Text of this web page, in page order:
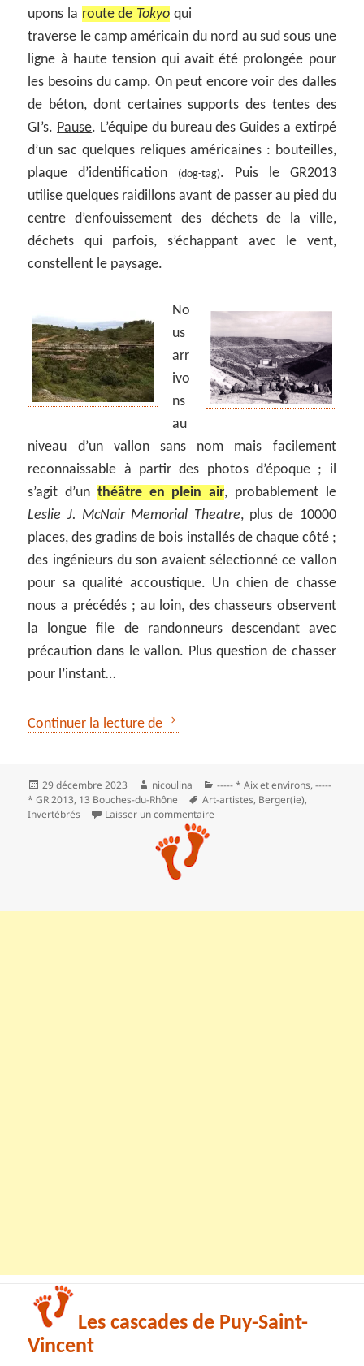
upons la route de Tokyoqui
traverse le camp américain du nord au sud sous une
ligne à haute tension qui avait été prolongée pour
les besoins du camp. On peut encore voir des dalles
de béton, dont certaines supports des tentes des
GI’s. Pause. L’équipe du bureau des Guides a extirpé
d’un sac quelques reliques américaines : bouteilles,
plaque d’identification
(dog-tag). Puis le GR2013
utilise quelques raidillons avant de passer au pied du
centre d’enfouissement des déchets de la ville,
déchets qui parfois, s’échappant avec le vent,
constellent le paysage.
No
us
arr
ivo
ns
au
niveau d’un vallon sans nom mais facilement
reconnaissable à partir des photos d’époque ; il
s’agit d’un théâtre en plein air, probablement le
Leslie J. McNair Memorial Theatre, plus de 10000
places, des gradins de bois installés de chaque côté ;
des ingénieurs du son avaient sélectionné ce vallon
pour sa qualité accoustique. Un chien de chasse
nous a précédés ; au loin, des chasseurs observent
la longue file de randonneurs descendant avec
précaution dans le vallon. Plus question de chasser
pour l’instant…
Continuer la lecture de Dans les pas d’Hendrick Sturm
Publié
le
29 décembre 2023 Auteur
nicoulina Catégories
----- * Aix et environs,-----
* GR 2013, 13 Bouches-du-Rhône Mots-
clés
Art-artistes, Berger(ie),
Invertébrés
Laisser un commentaire sur Dans les pas d’Hendrick
Les cascades de Puy-Saint-
Vincent